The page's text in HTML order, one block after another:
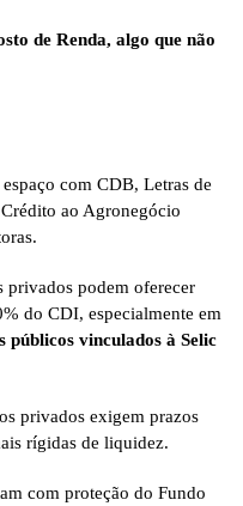
de Renda, algo que não
com CDB, Letras de
ao Agronegócio
privados podem oferecer
do CDI, especialmente em
públicos vinculados à Selic
privados exigem prazos
rígidas de liquidez.
com proteção do Fundo